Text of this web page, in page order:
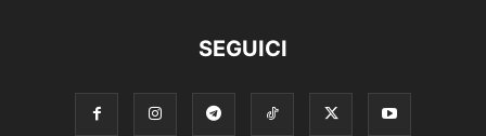
SEGUICI